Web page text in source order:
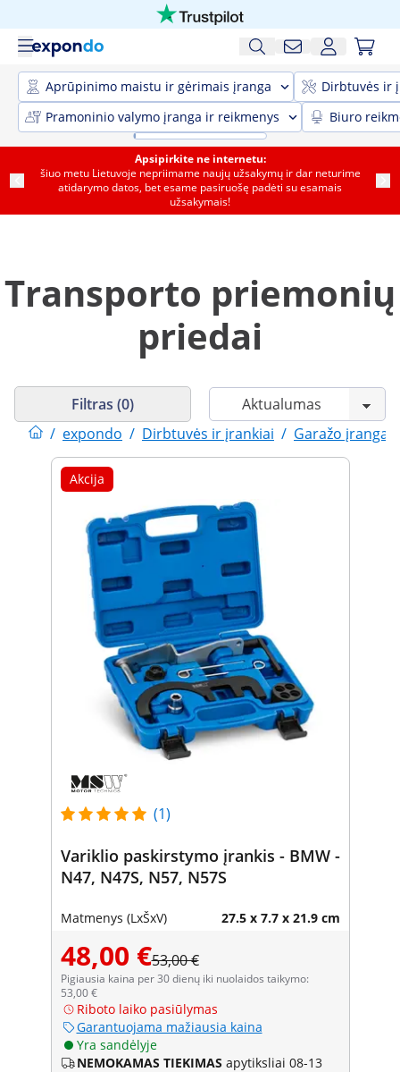
Aprūpinimo maistu ir gėrimais įranga
Dirbtuvės ir
Pramoninio valymo įranga ir reikmenys
Biuro
Apsipirkite ne internetu:
šiuo metu Lietuvoje nepriimame naujų užsakymų ir dar neturime
atidarymo datos, bet esame pasiruošę padėti su esamais
užsakymais!
Transporto priemonių
priedai
/ expondo / Dirbtuvės ir įrankiai / Garažo įranga
Filtras (0)
Akcija
(1)
Variklio paskirstymo įrankis - BMW -
N47, N47S, N57, N57S
Matmenys (LxŠxV) 27.5 x 7.7 x 21.9 cm
48,00 €53,00 €
Pigiausia kaina per 30 dienų iki nuolaidos taikymo:
53,00 €
Riboto laiko pasiūlymas
Garantuojama mažiausia kaina
Yra sandėlyje
NEMOKAMAS TIEKIMAS apytiksliai 08-13